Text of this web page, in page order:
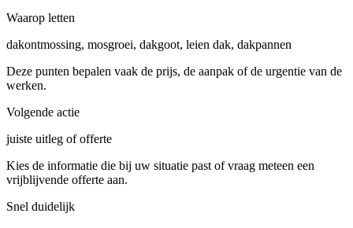
Waarop letten
dakontmossing, mosgroei, dakgoot, leien dak, dakpannen
Deze punten bepalen vaak de prijs, de aanpak of de urgentie van de
werken.
Volgende actie
juiste uitleg of offerte
Kies de informatie die bij uw situatie past of vraag meteen een
vrijblijvende offerte aan.
Snel duidelijk